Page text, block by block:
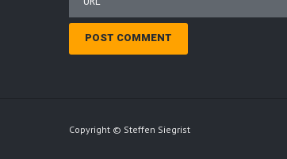
Copyright © Steffen Siegrist